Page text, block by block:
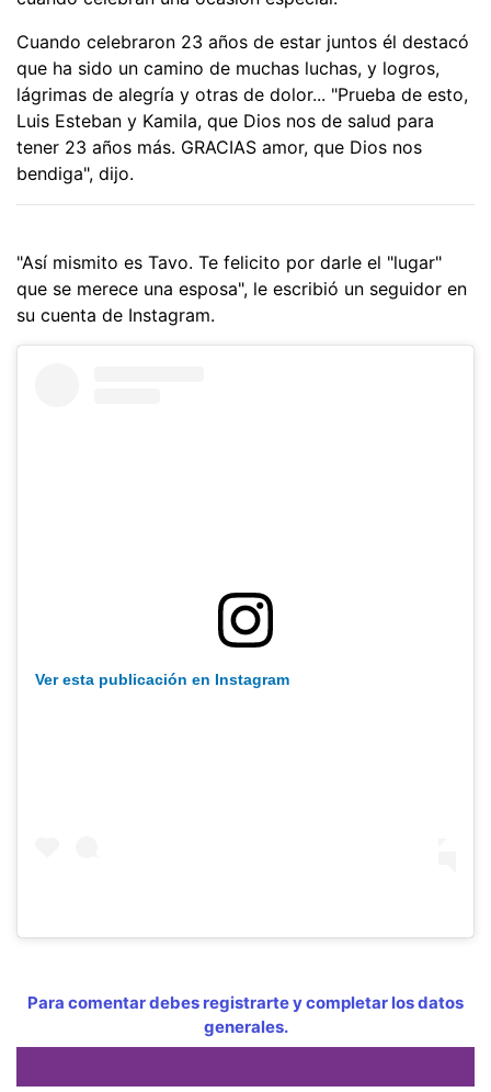
Cuando celebraron 23 años de estar juntos él destacó
que ha sido un camino de muchas luchas, y logros,
lágrimas de alegría y otras de dolor... "Prueba de esto,
Luis Esteban y Kamila, que Dios nos de salud para
tener 23 años más. GRACIAS amor, que Dios nos
bendiga", dijo.
"Así mismito es Tavo. Te felicito por darle el "lugar"
que se merece una esposa", le escribió un seguidor en
su cuenta de Instagram.
Ver esta publicación en Instagram
Para comentar debes registrarte y completar los datos
generales.